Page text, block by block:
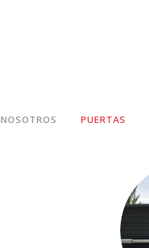
NOSOTROS PUERTAS